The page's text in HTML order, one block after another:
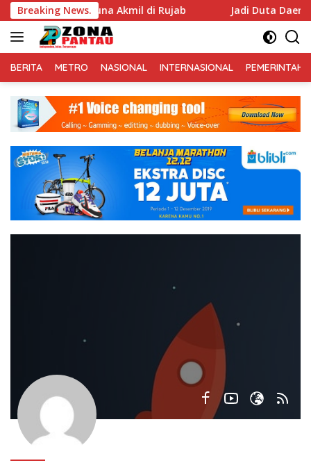
Langsung
ke
konten
Breaking News.
Jamu Para Taruna Akmil di Rujab Jadi Duta Daerah
BERITA METRO NASIONAL INTERNASIONAL PEMERINTAH